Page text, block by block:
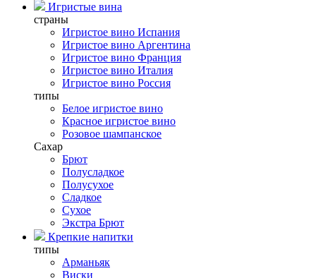
Игристые вина
страны
Игристое вино Испания
Игристое вино Аргентина
Игристое вино Франция
Игристое вино Италия
Игристое вино Россия
типы
Белое игристое вино
Красное игристое вино
Розовое шампанское
Сахар
Брют
Полусладкое
Полусухое
Сладкое
Сухое
Экстра Брют
Крепкие напитки
типы
Арманьяк
Виски